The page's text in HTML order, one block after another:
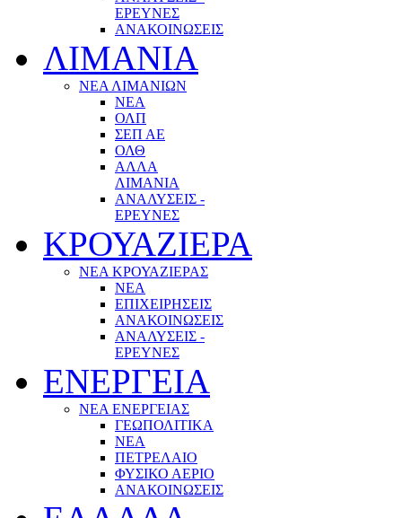
ΕΡΕΥΝΕΣ
ΑΝΑΚΟΙΝΩΣΕΙΣ
ΛΙΜΑΝΙΑ
ΝΕΑ ΛΙΜΑΝΙΩΝ
ΝΕΑ
ΟΛΠ
ΣΕΠ ΑΕ
ΟΛΘ
ΑΛΛΑ
ΛΙΜΑΝΙΑ
ΑΝΑΛΥΣΕΙΣ -
ΕΡΕΥΝΕΣ
ΚΡΟΥΑΖΙΕΡΑ
ΝΕΑ ΚΡΟΥΑΖΙΕΡΑΣ
NEA
ΕΠΙΧΕΙΡΗΣΕΙΣ
ΑΝΑΚΟΙΝΩΣΕΙΣ
ΑΝΑΛΥΣΕΙΣ -
ΕΡΕΥΝΕΣ
ΕΝΕΡΓΕΙΑ
ΝΕΑ ΕΝΕΡΓΕΙΑΣ
ΓΕΩΠΟΛΙΤΙΚΑ
ΝΕΑ
ΠΕΤΡΕΛΑΙΟ
ΦΥΣΙΚΟ ΑΕΡΙΟ
ΑΝΑΚΟΙΝΩΣΕΙΣ